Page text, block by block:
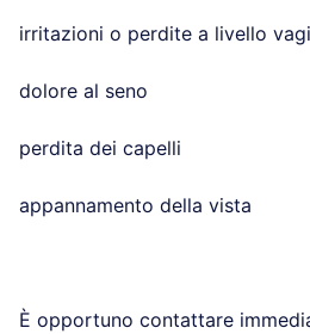
irritazioni o perdite a livello
dolore al seno
perdita dei capelli
appannamento della vista
È opportuno contattare